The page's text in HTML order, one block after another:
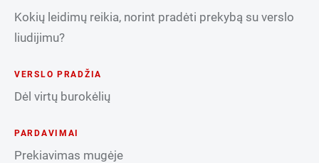
Kokių leidimų reikia, norint pradėti prekybą su verslo
liudijimu?
VERSLO PRADŽIA
Dėl virtų burokėlių
PARDAVIMAI
Prekiavimas mugėje